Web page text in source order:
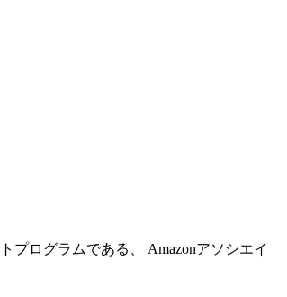
プログラムである、 Amazonアソシエイ